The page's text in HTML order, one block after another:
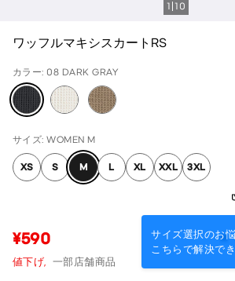
1 10
ワッフルマキシスカートRS
カラー: 08 DARK GRAY
サイズ: WOMEN M
XS S M L XL XXL 3XL
サイズ選択のお
こちらで解決で
¥590
値下げ, 一部店舗商品